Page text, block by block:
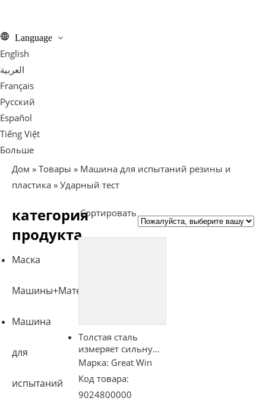
Language
English
العربية
Français
Pусский
Español
Tiếng Việt
Больше
Дом » Товары » Машина для испытаний резины и
пластика » Ударный тест
категория
продукта
Маска
Машины+Материал
Машина
для
испытаний
Сортировать
Толстая сталь
измеряет сильную
машину испытания
резины ригидности
Марка: Great Win
Код товара:
9024800000